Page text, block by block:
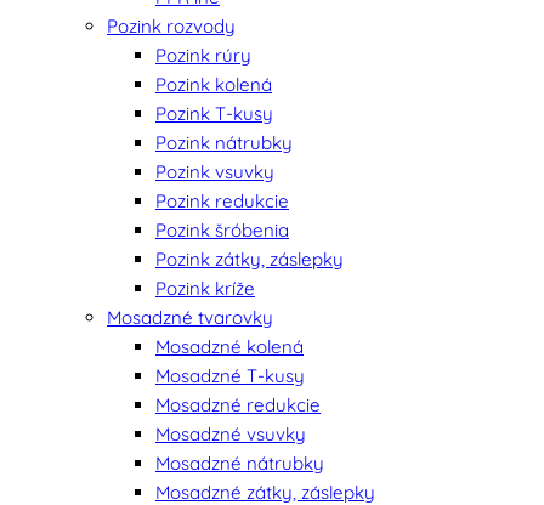
Pozink rozvody
Pozink rúry
Pozink kolená
Pozink T-kusy
Pozink nátrubky
Pozink vsuvky
Pozink redukcie
Pozink šróbenia
Pozink zátky, záslepky
Pozink kríže
Mosadzné tvarovky
Mosadzné kolená
Mosadzné T-kusy
Mosadzné redukcie
Mosadzné vsuvky
Mosadzné nátrubky
Mosadzné zátky, záslepky